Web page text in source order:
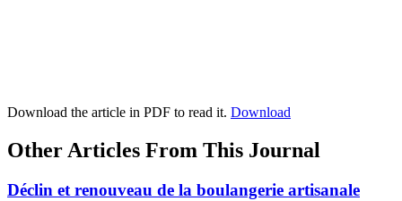
Download the article in PDF to read it. Download
Other Articles From This Journal
Déclin et renouveau de la boulangerie artisanale